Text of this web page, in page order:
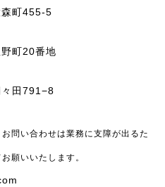
町455-5
町20番地
田791−8
問い合わせは業務に支障が出るた
願いいたします。